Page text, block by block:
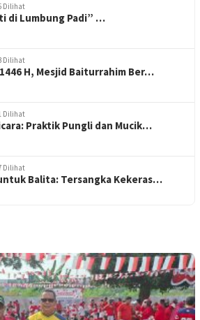
Dilihat
di Lumbung Padi” …
Dilihat
H, Mesjid Baiturrahim Ber…
Dilihat
Praktik Pungli dan Mucik…
Dilihat
Balita: Tersangka Kekeras…